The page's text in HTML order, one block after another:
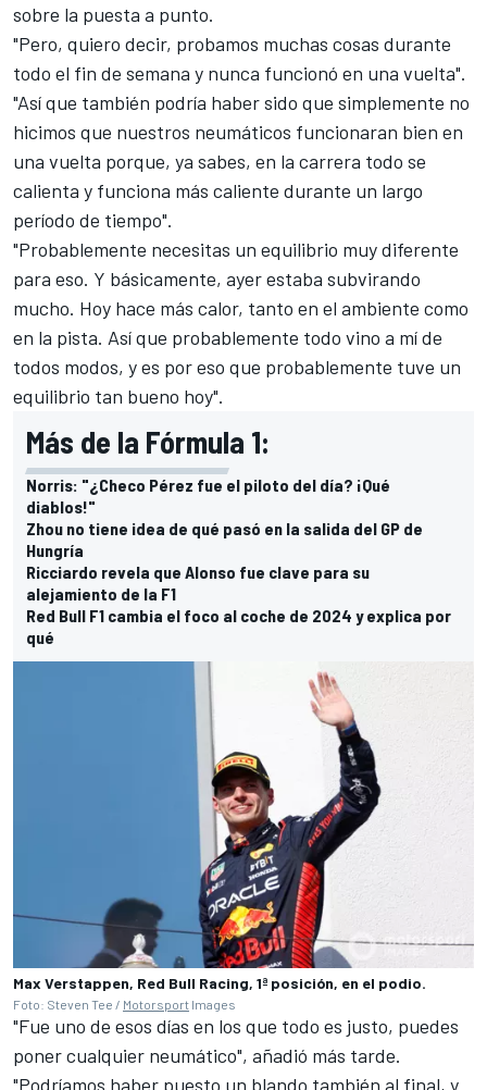
sobre la puesta a punto.
"Pero, quiero decir, probamos muchas cosas durante
todo el fin de semana y nunca funcionó en una vuelta".
"Así que también podría haber sido que simplemente no
hicimos que nuestros neumáticos funcionaran bien en
una vuelta porque, ya sabes, en la carrera todo se
calienta y funciona más caliente durante un largo
período de tiempo".
"Probablemente necesitas un equilibrio muy diferente
para eso. Y básicamente, ayer estaba subvirando
mucho. Hoy hace más calor, tanto en el ambiente como
en la pista. Así que probablemente todo vino a mí de
todos modos, y es por eso que probablemente tuve un
equilibrio tan bueno hoy".
Más de la Fórmula 1:
Norris: "¿Checo Pérez fue el piloto del día? ¡Qué
diablos!"
Zhou no tiene idea de qué pasó en la salida del GP de
Hungría
Ricciardo revela que Alonso fue clave para su
alejamiento de la F1
Red Bull F1 cambia el foco al coche de 2024 y explica por
qué
Max Verstappen, Red Bull Racing, 1ª posición, en el podio.
Foto: Steven Tee / Motorsport Images
"Fue uno de esos días en los que todo es justo, puedes
poner cualquier neumático", añadió más tarde.
"Podríamos haber puesto un blando también al final, y